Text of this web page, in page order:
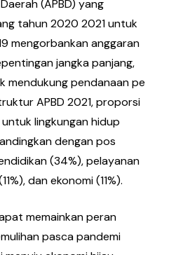
(APBD) yang
tahun 2020 2021 untuk
mengorbankan anggaran
jangka panjang,
mendukung pendanaan pe
APBD 2021, proporsi
lingkungan hidup
dengan pos
(34%), pelayanan
dan ekonomi (11%).
memainkan peran
pasca pandemi